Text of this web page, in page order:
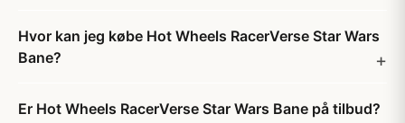
Hvor kan jeg købe Hot Wheels RacerVerse Star Wars
Bane?
Er Hot Wheels RacerVerse Star Wars Bane på tilbud?